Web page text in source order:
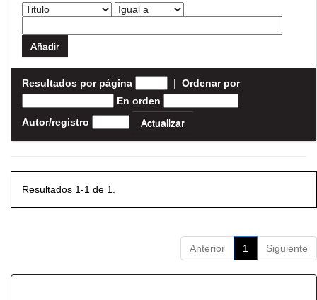
Resultados por página | Ordenar por
En orden
Autor/registro
Resultados 1-1 de 1.
Anterior 1 Siguiente